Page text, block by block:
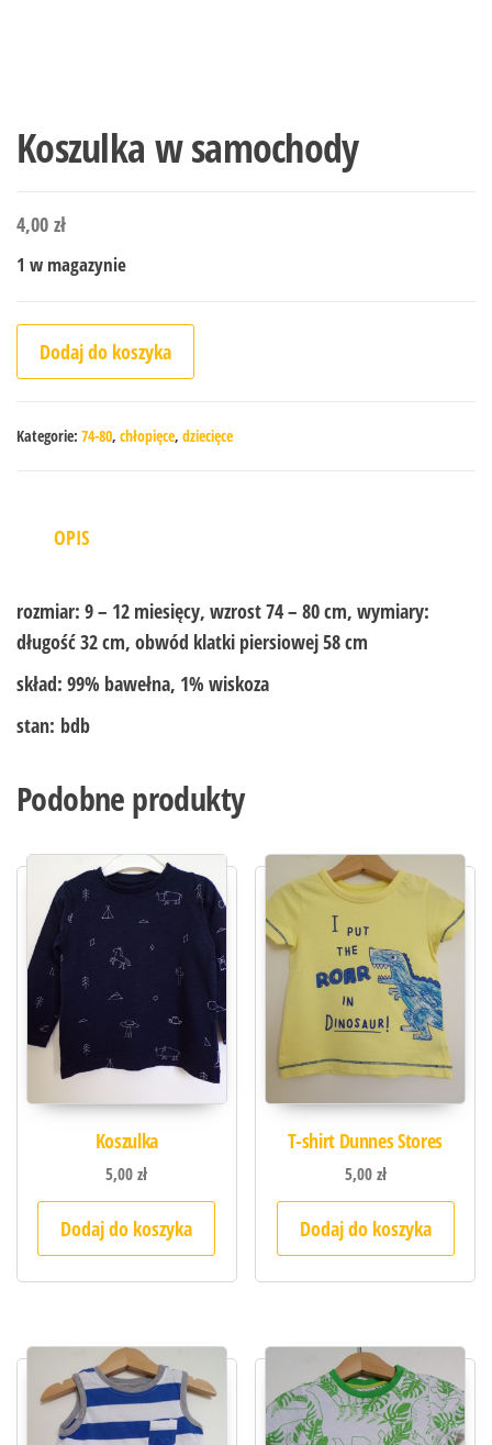
Koszulka w samochody
4,00 zł
1 w magazynie
ilość Koszulka w samochody
Dodaj do koszyka
Kategorie: 74-80, chłopięce, dziecięce
OPIS
rozmiar: 9 – 12 miesięcy, wzrost 74 – 80 cm, wymiary:
długość 32 cm, obwód klatki piersiowej 58 cm
skład: 99% bawełna, 1% wiskoza
stan: bdb
Podobne produkty
Koszulka
5,00zł
Dodaj do koszyka
T-shirt Dunnes Stores
5,00zł
Dodaj do koszyka